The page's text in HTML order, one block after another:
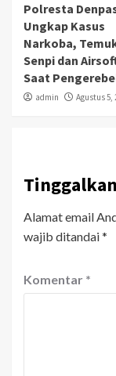
Polresta
Ungkap Kasus
Narkoba,
Senpi dan
Saat
admin Agustus 5,
Alamat email
wajib ditandai*
Komentar *